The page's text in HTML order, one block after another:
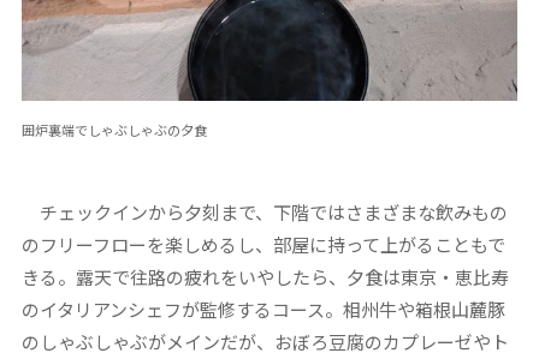
囲炉裏端でしゃぶしゃぶの夕食
チェックインから夕刻まで、下階ではさまざまな飲みもの
のフリーフローを楽しめるし、部屋に持って上がることもで
きる。露天で往路の疲れをいやしたら、夕食は東京・恵比寿
のイタリアンシェフが監修するコース。相州牛や箱根山麓豚
のしゃぶしゃぶがメインだが、おぼろ豆腐のカプレーゼやト